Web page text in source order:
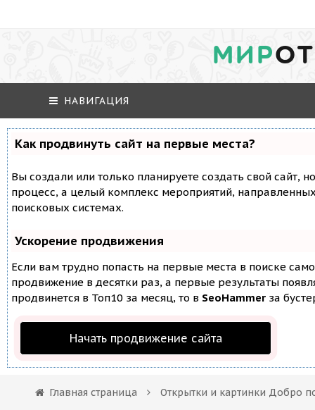
МИР
НАВИГАЦИЯ
Как продвинуть сайт на первые места?
Вы создали или только планируете создать свой сайт,
процесс, а целый комплекс мероприятий,
поисковых системах.
Ускорение продвижения
Если вам трудно попасть на первые места в поиске
продвижение в десятки раз, а первые результаты
продвинется в Топ10 за месяц, то в SeoHammer за
Начать продвижение сайта
Главная страница Открытки и картинки Добро